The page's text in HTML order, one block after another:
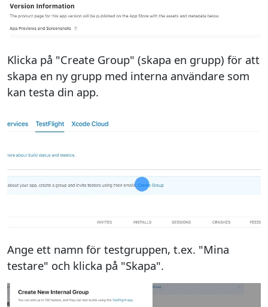
Klicka på "Create Group" (skapa en grupp) för att
skapa en ny grupp med interna användare som
kan testa din app.
Ange ett namn för testgruppen, t.ex. "Mina
testare" och klicka på "Skapa".